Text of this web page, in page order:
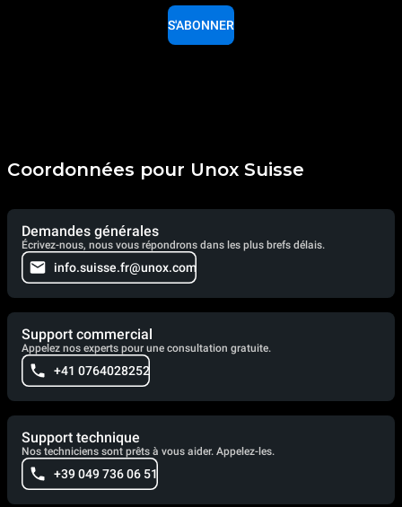
S'ABONNER
Coordonnées pour Unox Suisse
Demandes générales
Écrivez-nous, nous vous répondrons dans les plus brefs délais.
info.suisse.fr@unox.com
Support commercial
Appelez nos experts pour une consultation gratuite.
+41 0764028252
Support technique
Nos techniciens sont prêts à vous aider. Appelez-les.
+39 049 736 06 51